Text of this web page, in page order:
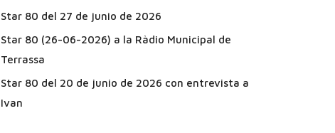
Star 80 del 27 de junio de 2026
Star 80 (26-06-2026) a la Ràdio Municipal de
Terrassa
Star 80 del 20 de junio de 2026 con entrevista a
Ivan